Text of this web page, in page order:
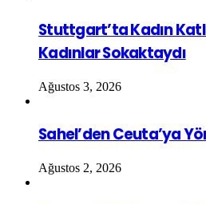
Stuttgart’ta Kadın
Kadınlar Sokaktaydı
Ağustos 3, 2026
Sahel’den Ceuta’ya
Ağustos 2, 2026